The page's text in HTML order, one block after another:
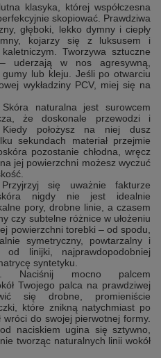
klasyka, której współczesna
skopiować. Prawdziwa
głęboki, lekko dymny i ciepły
kojarzy się z luksusem i
Tworzywa sztuczne
uderzają w nos agresywną,
lub kleju. Jeśli po otwarciu
wykładziny PCV, miej się na
Skóra naturalna jest surowcem
że doskonale przewodzi i
położysz na niej dusz
sekundach materiał przejmie
pozostanie chłodna, wręcz
jej powierzchni możesz wyczuć
się uważnie fakturze
nigdy nie jest idealnie
pory, drobne linie, a czasem
czy subtelne różnice w ułożeniu
powierzchni torebki – od spodu,
symetryczny, powtarzalny i
linijki, najprawdopodobniej
syntetyku.
. Naciśnij mocno palcem
Twojego palca na prawdziwej
się drobne, promieniście
które znikną natychmiast po
wróci do swojej pierwotnej formy.
naciskiem ugina się sztywno,
tworząc naturalnych linii wokół